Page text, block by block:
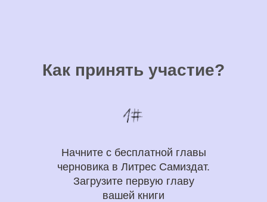
Как принять участие?
Начните с бесплатной главы
черновика в Литрес Самиздат.
Загрузите первую главу
вашей книги